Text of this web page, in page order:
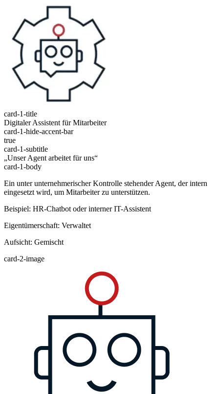
card-1-title
Digitaler Assistent für Mitarbeiter
card-1-hide-accent-bar
true
card-1-subtitle
„Unser Agent arbeitet für uns“
card-1-body
Ein unter unternehmerischer Kontrolle stehender Agent, der intern
eingesetzt wird, um Mitarbeiter zu unterstützen.
Beispiel: HR-Chatbot oder interner IT-Assistent
Eigentümerschaft: Verwaltet
Aufsicht: Gemischt
card-2-image